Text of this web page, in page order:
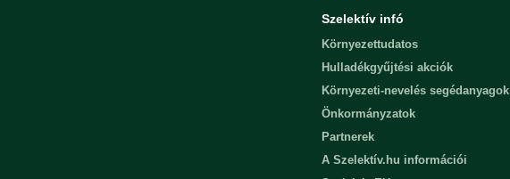
Szelektív infó
Környezettudatos
Hulladékgyűjtési akciók
Környezeti-nevelés segédanyagok
Önkormányzatok
Partnerek
A Szelektív.hu információi